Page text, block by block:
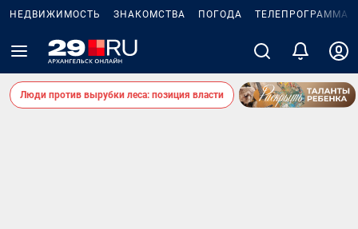
НЕДВИЖИМОСТЬ ЗНАКОМСТВА ПОГОДА ТЕЛЕПРОГРАММА
Люди против вырубки леса: позиция власти